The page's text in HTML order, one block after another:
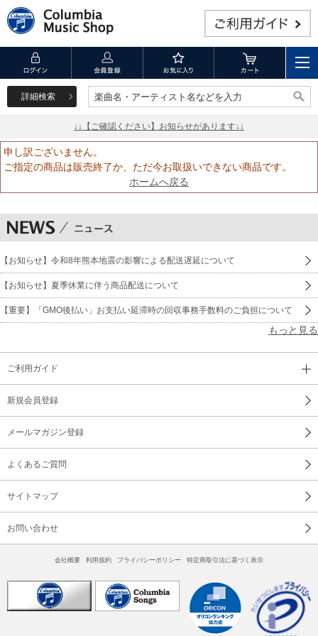
詳細検索 楽曲名・アーティスト名などを入力
楽曲名・アーティスト名などを入力
↓↓【ご確認ください】お知らせがあります↓↓
申し訳ございません。
ご指定の商品は販売終了か、ただ今お取扱いできない商品です。
ホームへ戻る
【お知らせ】令和8年熊本地震の影響による配送遅延について
【お知らせ】夏季休業に伴う商品配送について
【重要】「GMO後払い」お支払い延滞時の回収事務手数料のご負担について
もっと見る
ご利用ガイド
新規会員登録
メールマガジン登録
よくあるご質問
サイトマップ
お問い合わせ
会社概要 利用規約 プライバシーポリシー 特定商取引法に基づく表示